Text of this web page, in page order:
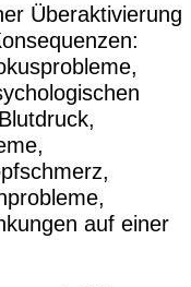
Überaktivierung
auf einer